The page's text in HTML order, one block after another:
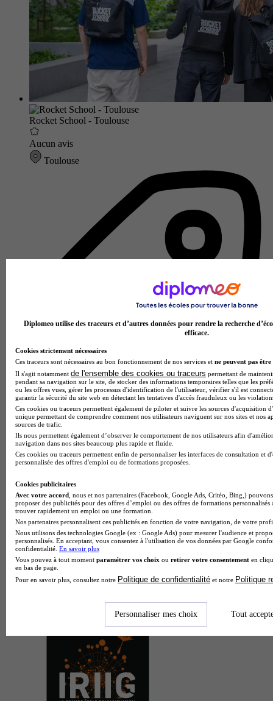
Rocket School - Toulouse
Aucun avis
Toulouse
École de gestion et de commerce
Voir l’établissement
Diplomeo utilise des traceurs et d’autres données pour rendre la recherche
efficace.
Cookies strictement nécessaires
Ces traceurs sont nécessaires au bon fonctionnement de nos services et ne peuvent pas être
Il s'agit notamment de l'ensemble des cookies ou traceurs permettant de
pendant sa navigation sur le site, de stocker des informations temporaires telles que les
ou les offres vues, gérer les processus d'identification de l'utilisateur, vérifier s'il est
garantir la sécurité du site web en détectant les tentatives d'accès frauduleux ou les
Ces cookies ou traceurs permettent également de piloter et suivre les sources d'acquisition
unique permettant de comprendre comment nos utilisateurs naviguent sur nos sites et nos
sources de trafic.
Ils nous permettent également d’observer le comportement de nos utilisateurs afin
navigation dans nos sites beaucoup plus rapide et fluide.
Ces cookies ou traceurs permettent enfin de personnaliser les interfaces de consultation et
personnalisée des offres d'emploi ou de formations proposées.
Cookies publicitaires
Avec votre accord , nous et nos partenaires (Facebook, Google Ads, Critéo, Bing,)
proposer des publicités pour des offres d’emploi ou des offres de formations
trouver rapidement un emploi ou une formation.
Nos partenaires personnalisent ces publicités en fonction de votre navigation, de votre
Nous utilisons des technologies Google (ex : Google Ads) pour mesurer l'audience et
personnalisés. En acceptant, vous consentez à l'utilisation de vos données par Google
confidentialité. En savoir plus
Vous pouvez à tout moment paramétrer vos choix ou retirer votre consentement en
en bas de page.
Pour en savoir plus, consultez notre Politique de confidentialité et notre Politique
Personnaliser mes choix Tout